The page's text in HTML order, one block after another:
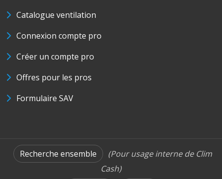
Catalogue ventilation
Connexion compte pro
Créer un compte pro
Offres pour les pros
Formulaire SAV
Recherche ensemble
(Pour usage interne de Clim
Cash)